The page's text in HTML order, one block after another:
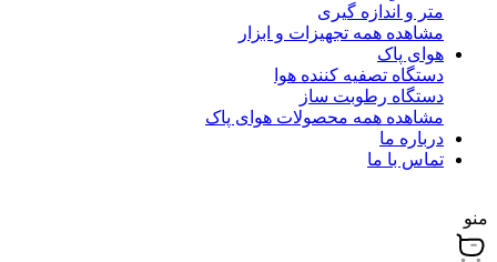
متر و اندازه گیری
مشاهده همه تجهیزات و ابزار
هوای پاک
دستگاه تصفیه کننده هوا
دستگاه رطوبت ساز
مشاهده همه محصولات هوای پاک
درباره ما
تماس با ما
منو